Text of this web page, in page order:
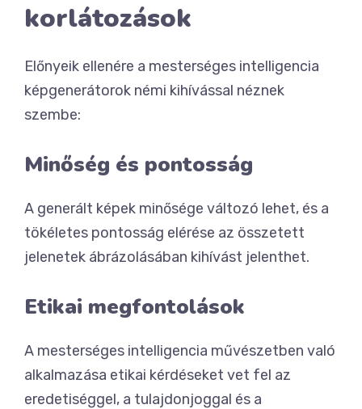
korlátozások
Előnyeik ellenére a mesterséges intelligencia
képgenerátorok némi kihívással néznek
szembe:
Minőség és pontosság
A generált képek minősége változó lehet, és a
tökéletes pontosság elérése az összetett
jelenetek ábrázolásában kihívást jelenthet.
Etikai megfontolások
A mesterséges intelligencia művészetben való
alkalmazása etikai kérdéseket vet fel az
eredetiséggel, a tulajdonjoggal és a